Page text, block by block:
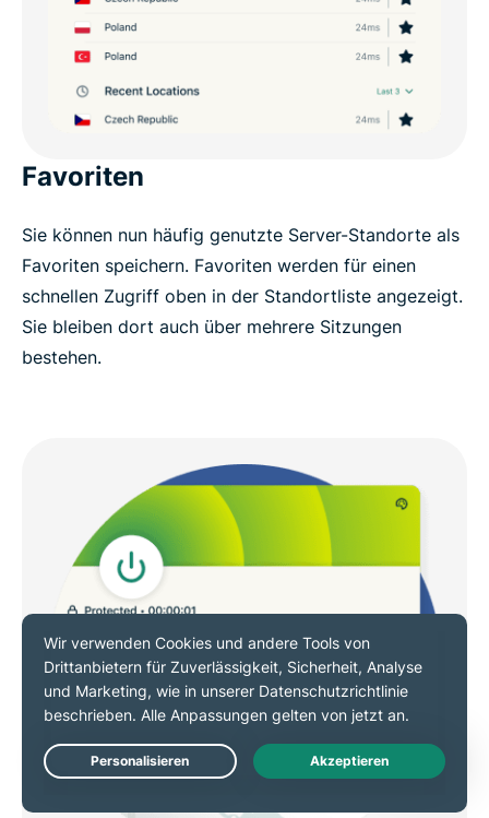
Favoriten
Sie können nun häufig genutzte Server-Standorte als
Favoriten speichern. Favoriten werden für einen
schnellen Zugriff oben in der Standortliste angezeigt.
Sie bleiben dort auch über mehrere Sitzungen
bestehen.
Live Chat